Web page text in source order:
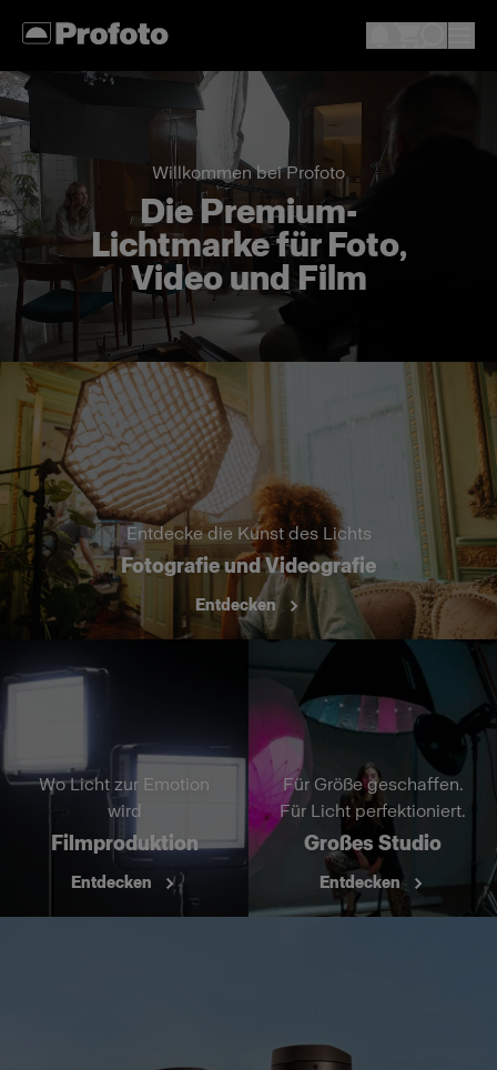
Willkommen bei Profoto
Die Premium-
Lichtmarke für Foto,
Video und Film
Entdecke die Kunst des Lichts
Fotografie und Videografie
Entdecken
Wo Licht zur Emotion
wird
Filmproduktion
Entdecken
Für Größe geschaffen.
Für Licht perfektioniert.
Großes Studio
Entdecken